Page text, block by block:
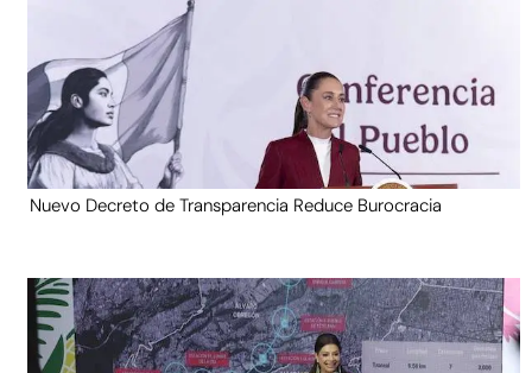
Nuevo Decreto de Transparencia Reduce Burocracia